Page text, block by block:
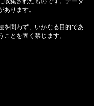
ります。
を問わず、いかなる目的であ
とを固く禁じます。